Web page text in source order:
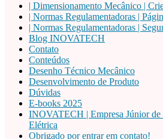
| Dimensionamento Mecânico |
| Normas Regulamentadoras |
| Normas Regulamentadoras |
Blog INOVATECH
Contato
Conteúdos
Desenho Técnico Mecânico
Desenvolvimento de Produto
Dúvidas
E-books 2025
INOVATECH | Empresa Júnior de
Elétrica
Obrigado por entrar em contato!